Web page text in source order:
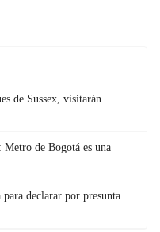
de Sussex, visitarán
Metro de Bogotá es una
declarar por presunta